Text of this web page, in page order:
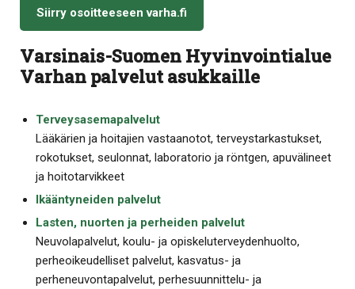
Siirry osoitteeseen varha.fi
Varsinais-Suomen Hyvinvointialue
Varhan palvelut asukkaille
Terveysasemapalvelut
Lääkärien ja hoitajien vastaanotot, terveystarkastukset,
rokotukset, seulonnat, laboratorio ja röntgen, apuvälineet
ja hoitotarvikkeet
Ikääntyneiden palvelut
Lasten, nuorten ja perheiden palvelut
Neuvolapalvelut, koulu- ja opiskeluterveydenhuolto,
perheoikeudelliset palvelut, kasvatus- ja
perheneuvontapalvelut, perhesuunnittelu- ja